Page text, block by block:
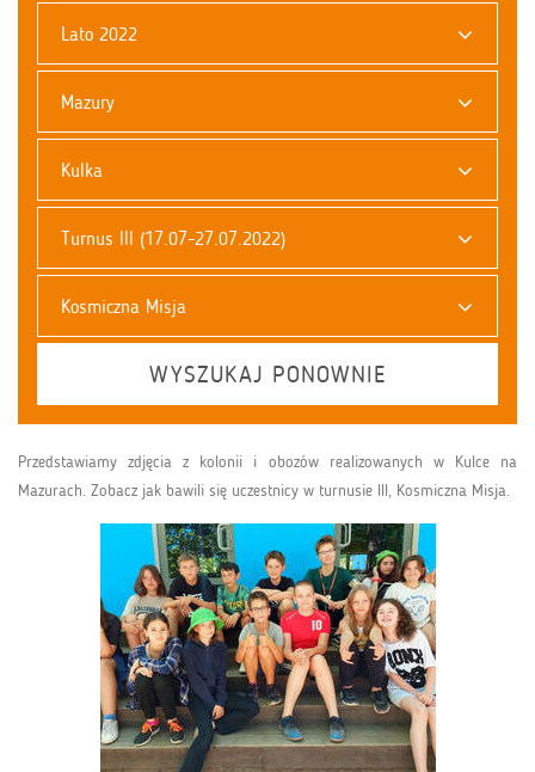
Lato 2022
Mazury
Kulka
Turnus III (17.07-27.07.2022)
Kosmiczna Misja
WYSZUKAJ PONOWNIE
Przedstawiamy zdjęcia z kolonii i obozów realizowanych w Kulce na
Mazurach. Zobacz jak bawili się uczestnicy w turnusie III, Kosmiczna Misja.